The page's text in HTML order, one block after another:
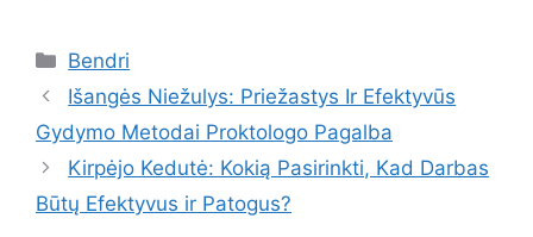
Kategorijos
Bendri
Išangės Niežulys: Priežastys Ir Efektyvūs
Gydymo Metodai Proktologo Pagalba
Kirpėjo Kedutė: Kokią Pasirinkti, Kad Darbas
Būtų Efektyvus ir Patogus?